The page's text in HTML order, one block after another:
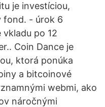
je investíciou,
fond. - úrok 6
po 12
Coin Dance je
ktorá ponúka
a bitcoinové
webmi, ako
náročnými